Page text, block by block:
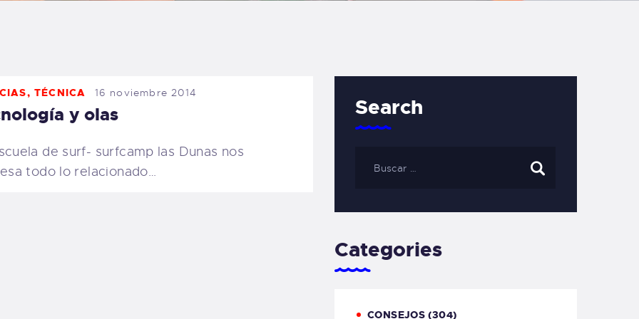
CARRITO
,TÉCNICA 16 noviembre 2014
y olas
de surf- surfcamp las Dunas nos
todo lo relacionado…
Search
Categories
CONSEJOS (304)